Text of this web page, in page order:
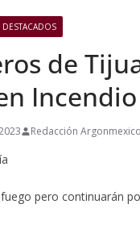
DESTACADOS
de
Incendio
Redacción Argonmexico
pero continuarán